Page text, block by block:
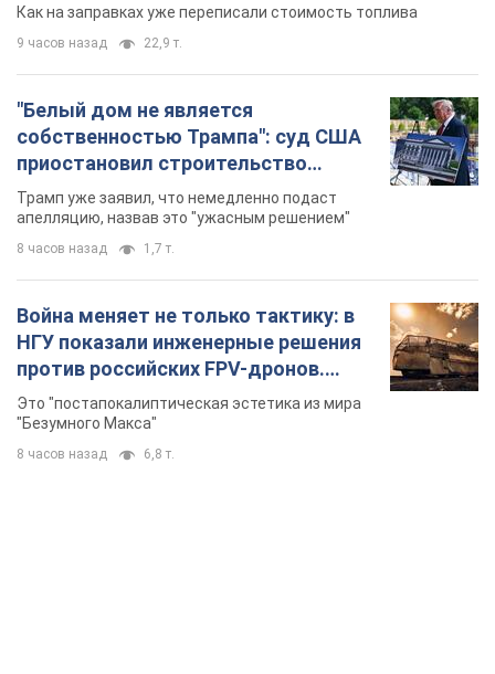
Как на заправках уже переписали стоимость топлива
9 часов назад 22,9 т.
"Белый дом не является
собственностью Трампа": суд США
приостановил строительство
бального зала стоимостью 400 млн
долларов
Трамп уже заявил, что немедленно подаст
апелляцию, назвав это "ужасным решением"
8 часов назад 1,7 т.
Война меняет не только тактику: в
НГУ показали инженерные решения
против российских FPV-дронов.
Фото
Это "постапокалиптическая эстетика из мира
"Безумного Макса"
8 часов назад 6,8 т.